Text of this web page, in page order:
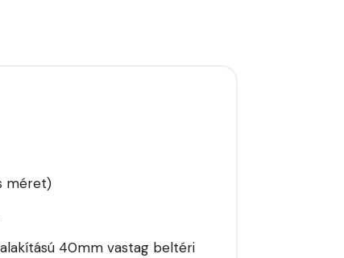
méret)
40mm vastag beltéri